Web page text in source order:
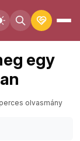
egy
olvasmány